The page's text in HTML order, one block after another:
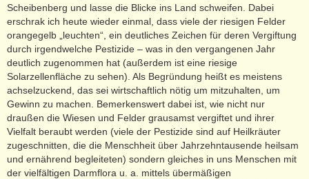
Scheibenberg und lasse die Blicke ins Land schweifen. Dabei
erschrak ich heute wieder einmal, dass viele der riesigen Felder
orangegelb „leuchten“, ein deutliches Zeichen für deren Vergiftung
durch irgendwelche Pestizide – was in den vergangenen Jahr
deutlich zugenommen hat (außerdem ist eine riesige
Solarzellenfläche zu sehen). Als Begründung heißt es meistens
achselzuckend, das sei wirtschaftlich nötig um mitzuhalten, um
Gewinn zu machen. Bemerkenswert dabei ist, wie nicht nur
draußen die Wiesen und Felder grausamst vergiftet und ihrer
Vielfalt beraubt werden (viele der Pestizide sind auf Heilkräuter
zugeschnitten, die die Menschheit über Jahrzehntausende heilsam
und ernährend begleiteten) sondern gleiches in uns Menschen mit
der vielfältigen Darmflora u. a. mittels übermäßigen